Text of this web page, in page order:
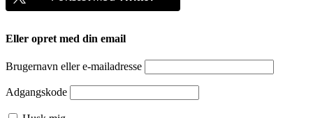
Eller opret med din email
Brugernavn eller e-mailadresse
Adgangskode